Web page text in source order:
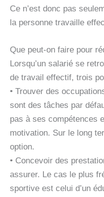
Ce n’est donc pas
la personne travaille
Que peut-on faire pour
Lorsqu’un salarié se
de travail effectif, trois
• Trouver des
sont des tâches par
pas à ses compétences
motivation. Sur le long
option.
• Concevoir des
assurer. Le cas le plus
sportive est celui d’un